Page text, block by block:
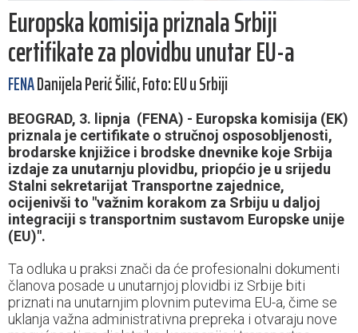
Europska komisija priznala Srbiji
certifikate za plovidbu unutar EU-a
FENADanijela Perić Šilić, Foto: EU u Srbiji
BEOGRAD, 3. lipnja (FENA) - Europska komisija (EK)
priznala je certifikate o stručnoj osposobljenosti,
brodarske knjižice i brodske dnevnike koje Srbija
izdaje za unutarnju plovidbu, priopćio je u srijedu
Stalni sekretarijat Transportne zajednice,
ocijenivši to "važnim korakom za Srbiju u daljoj
integraciji s transportnim sustavom Europske unije
(EU)".
Ta odluka u praksi znači da će profesionalni dokumenti
članova posade u unutarnjoj plovidbi iz Srbije biti
priznati na unutarnjim plovnim putevima EU-a, čime se
uklanja važna administrativna prepreka i otvaraju nove